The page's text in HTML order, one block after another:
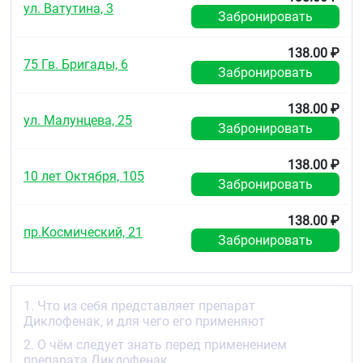
бронхоспазм.
Всегда применяйте препарат Диклофенак в
полном соответствии с рекомендациями лечащего
составляет 75 мг (1 ампула).
но не ранее, чем через 12 часов. Вторая инъекция
должна проводиться в противоположную
Максимальная рекомендуемая суточная доза
препарата Диклофенак раствор для
Длительность использования не более 2 дней, при
необходимости далее переходят на пероральное,
либо ректальное применение диклофенака.
С целью снижения риска развития нежелательных
явлений препарат рекомендуется применять в
ул. Ватутина, 3
Забронировать
75 Гв. Бригады, 6
138.00 ₽
Забронировать
ул. Малунцева, 25
138.00 ₽
Забронировать
10 лет Октября, 105
138.00 ₽
Забронировать
пр.Космический, 21
138.00 ₽
Забронировать
1. Что из себя представляет препарат
Диклофенак, и для чего его применяют
2. О чём следует знать перед применением
препарата Диклофенак